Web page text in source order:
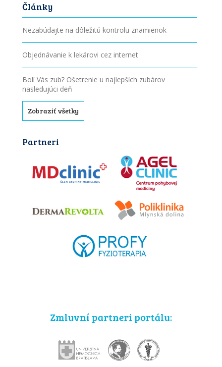
Články
Nezabúdajte na dôležitú kontrolu znamienok
Objednávanie k lekárovi cez internet
Bolí Vás zub? Ošetrenie u najlepších zubárov
nasledujúci deň
Zobraziť všetky
Partneri
Zmluvní partneri portálu: